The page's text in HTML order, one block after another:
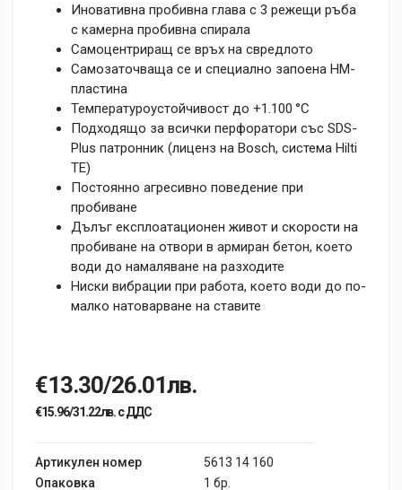
Иновативна пробивна глава с 3 режещи ръба
с камерна пробивна спирала
Самоцентриращ се връх на свредлото
Самозаточваща се и специално запоена НМ-
пластина
Температуроустойчивост до +1.100 °C
Подходящо за всички перфоратори със SDS-
Plus патронник (лиценз на Bosch, система Hilti
TE)
Постоянно агресивно поведение при
пробиване
Дълъг експлоатационен живот и скорости на
пробиване на отвори в армиран бетон, което
води до намаляване на разходите
Ниски вибрации при работа, което води до по-
малко натоварване на ставите
€13.30/26.01лв.
€15.96/31.22лв. с ДДС
Артикулен номер
5613 14 160
Опаковка
1 бр.